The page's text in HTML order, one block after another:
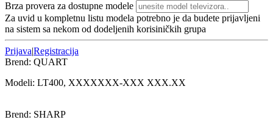
Brza provera za dostupne modele
Za uvid u kompletnu listu modela potrebno je da budete prijavljeni
na sistem sa nekom od dodeljenih korisiničkih grupa
Prijava|Registracija
Brend: QUART
Modeli: LT400, XXXXXXX-XXX XXX.XX
Brend: SHARP